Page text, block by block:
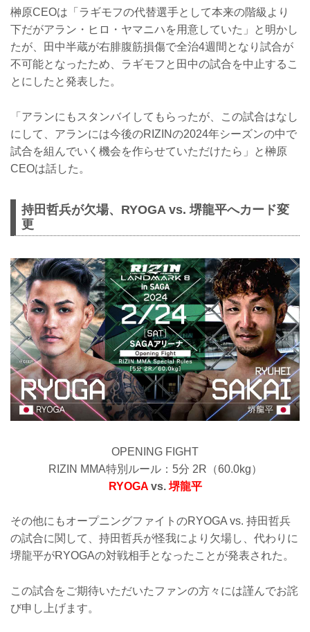
榊原CEOは「ラギモフの代替選手として本来の階級より
下だがアラン・ヒロ・ヤマニハを用意していた」と明かし
たが、田中半蔵が右腓腹筋損傷で全治4週間となり試合が
不可能となったため、ラギモフと田中の試合を中止するこ
とにしたと発表した。
「アランにもスタンバイしてもらったが、この試合はなし
にして、アランには今後のRIZINの2024年シーズンの中で
試合を組んでいく機会を作らせていただけたら」と榊原
CEOは話した。
持田哲兵が欠場、RYOGA vs. 堺龍平へカード変
更
OPENING FIGHT
RIZIN MMA特別ルール：5分 2R（60.0kg）
RYOGAvs. 堺龍平
その他にもオープニングファイトのRYOGA vs. 持田哲兵
の試合に関して、持田哲兵が怪我により欠場し、代わりに
堺龍平がRYOGAの対戦相手となったことが発表された。
この試合をご期待いただいたファンの方々には謹んでお詫
び申し上げます。